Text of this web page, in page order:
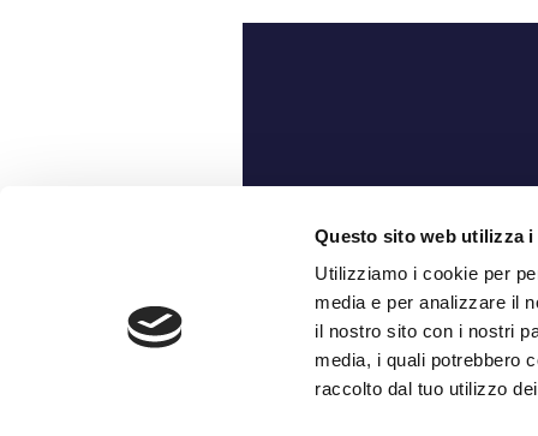
Questo sito web utilizza i
Utilizziamo i cookie per
media e per analizzare il
il nostro sito con i nostri
media, i quali potrebbero
raccolto dal tuo utilizzo